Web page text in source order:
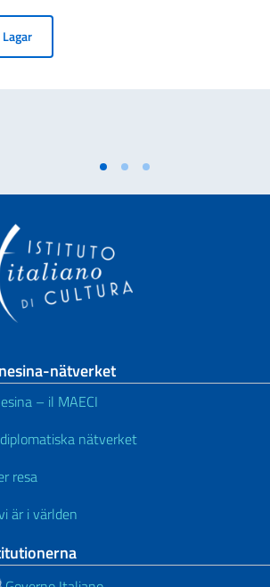
LagarFotografiresidenser med SWIT Platform
nätverket
– il MAECI
nätverket
resa
är i världen